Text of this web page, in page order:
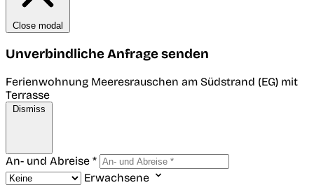
Close modal
Unverbindliche Anfrage senden
Ferienwohnung Meeresrauschen am Südstrand (EG) mit
Terrasse
Dismiss
An- und Abreise *
Erwachsene